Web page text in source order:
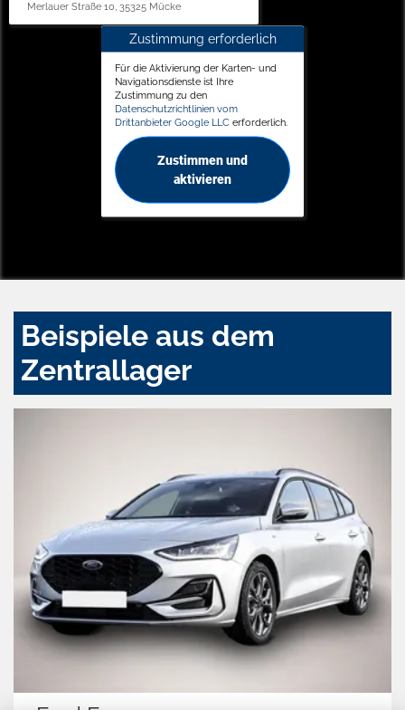
Merlauer Straße 10, 35325 Mücke
Zustimmung erforderlich
Für die Aktivierung der Karten- und
Navigationsdienste ist Ihre
Zustimmung zu den
Datenschutzrichtlinien vom
Drittanbieter Google LLC erforderlich.
Zustimmen und
aktivieren
Beispiele aus dem
Zentrallager